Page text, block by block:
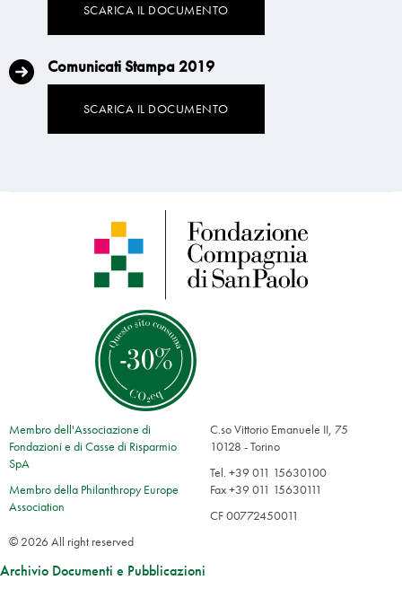
SCARICA IL DOCUMENTO
Comunicati Stampa 2019
SCARICA IL DOCUMENTO
Membro dell'Associazione di
Fondazioni e di Casse di Risparmio
SpA
Membro della Philanthropy Europe
Association
C.so Vittorio Emanuele II, 75
10128 - Torino
Tel. +39 011 15630100
Fax +39 011 15630111
CF 00772450011
© 2026 All right reserved
Archivio Documenti e Pubblicazioni